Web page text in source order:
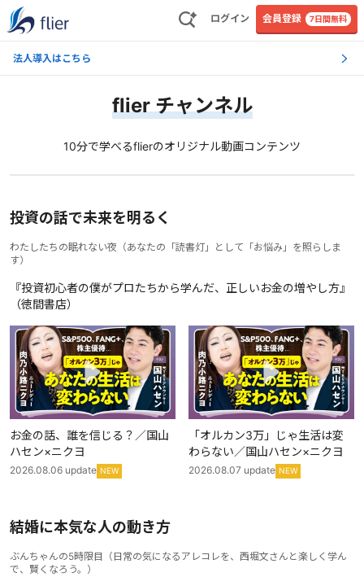
ログイン 会員登録 7日間無料
法人導入はこちら
flier チャンネル
10分で学べるflierのオリジナル動画コンテンツ
投資の話で未来を明るく
わたしたちの眠れない夜 （あなたの「読書灯」として「お悩み」を照らしま
す）
『投資初心者の僕がプロたちから学んだ、正しいお金の増やし方』
（徳間書店）
お金の話、誰を信じる？／国山
ハセン×ニクヨ
2026.08.06 update NEW
「オルカン3万」じゃ生活は変
わらない／国山ハセン×ニクヨ
2026.08.07 update NEW
結婚に本気な人の動き方
ぶんちゃんの5時限目 （日常の気になるアレコレを、西堀文さんと楽しく学ん
で、賢くなろう。 ）